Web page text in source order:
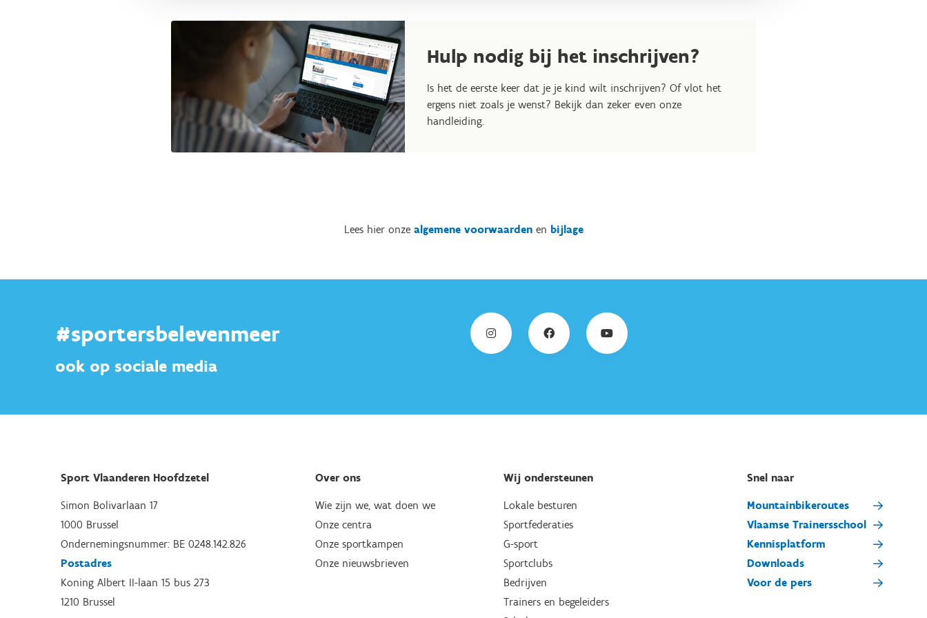
vereisten van de gekozen sport. Wist je trouwens dat kinderen met een beperking die deelnemen aan een regulier
sportkamp, recht hebben op een korting van 15 % op de deelnameprijs?
Daarnaast hebben we ook een specifiek aanbod van sportkampen voor kinderen met een beperking, waarbij alle
activiteiten en de begeleiding volledig is afgestemd op de noden en mogelijkheden van deze doelgroep.
Hulp nodig bij het inschrijven?
Is het de eerste keer dat je je kind wilt inschrijven? Of vlot het
ergens niet zoals je wenst? Bekijk dan zeker even onze
handleiding.
Lees hier onze algemene voorwaardenen bijlage
#sportersbelevenmeer
ook op sociale media
Sport Vlaanderen Hoofdzetel
Simon Bolivarlaan 17
1000 Brussel
Ondernemingsnummer: BE 0248.142.826
Postadres
Koning Albert II-laan 15 bus 273
1210 Brussel
Over ons
Wie zijn we, wat doen we
Onze centra
Onze sportkampen
Onze nieuwsbrieven
Wij ondersteunen
Lokale besturen
Sportfederaties
G-sport
Sportclubs
Bedrijven
Trainers en begeleiders
Snel naar
Mountainbikeroutes
Vlaamse Trainersschool
Kennisplatform
Downloads
Voor de pers